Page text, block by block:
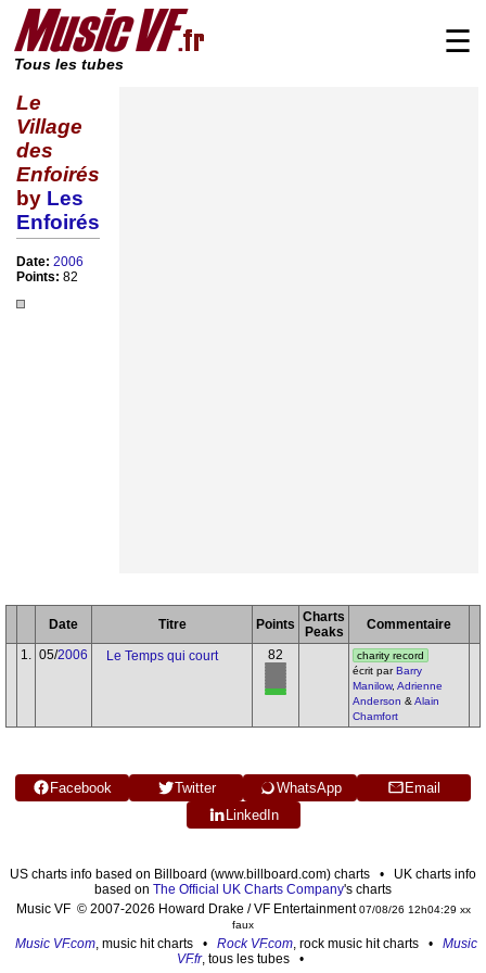
Tous les tubes
☰
Le
Village
des
Enfoirés
by Les
Enfoirés
Date: 2006
Points: 82
Date Titre Points Charts
Peaks
Commentaire
1.
05/2006 Le Temps qui court 82
charity record
écrit parBarry
Manilow, Adrienne
Anderson & Alain
Chamfort
Facebook Twitter WhatsApp
Email
LinkedIn
US charts info based on Billboard (www.billboard.com) charts • UK charts info
based on The Official UK Charts Company's charts
Music VF © 2007-2026 Howard Drake / VF Entertainment07/08/26 12h04:29 xx
faux
Music VF.com , music hit charts • Rock VF.com , rock music hit charts • Music
VF.fr, tous les tubes •